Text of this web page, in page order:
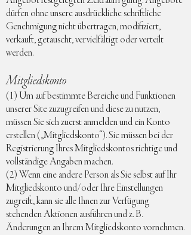
dürfen ohne unsere ausdrückliche schriftliche
Genehmigung nicht übertragen, modifiziert,
verkauft, getauscht, vervielfältigt oder verteilt
werden.
Mitgliedskonto
(1) Um auf bestimmte Bereiche und Funktionen
unserer Site zuzugreifen und diese zu nutzen,
müssen Sie sich zuerst anmelden und ein Konto
erstellen („Mitgliedskonto“). Sie müssen bei der
Registrierung Ihres Mitgliedskontos richtige und
vollständige Angaben machen.
(2) Wenn eine andere Person als Sie selbst auf Ihr
Mitgliedskonto und/oder Ihre Einstellungen
zugreift, kann sie alle Ihnen zur Verfügung
stehenden Aktionen ausführen und z. B.
Änderungen an Ihrem Mitgliedskonto vornehmen.